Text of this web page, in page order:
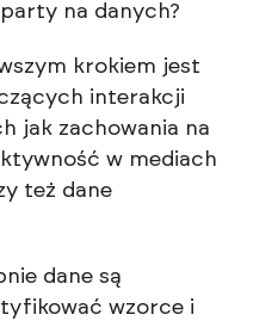
na danych?
krokiem jest
interakcji
jak zachowania na
w mediach
też dane
dane są
wzorce i